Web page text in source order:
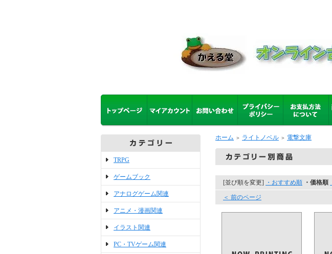
TRPG
ゲームブック
アナログゲーム関連
アニメ・漫画関連
イラスト関連
PC・TVゲーム関連
ホーム ＞ ライトノベル ＞ 電撃文庫
[並び順を変更] ・おすすめ順 ・価格順
＜ 前のページ